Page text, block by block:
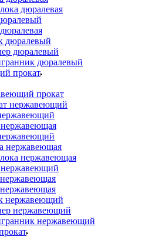
дюралевая
дюралевый
дюралевый
дюралевый
прокат
прокат
нержавеющий
нержавеющая
нержавеющая
нержавеющий
нержавеющий
нержавеющий
нержавеющий